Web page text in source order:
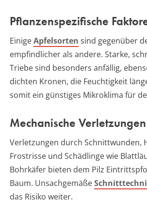
Pflanzenspezifische
EinigeApfelsorten sind gegenüber
empfindlicher als andere. Starke,
Triebe sind besonders anfällig,
dichten Kronen, die Feuchtigkeit
somit ein günstiges Mikroklima für
Mechanische Verletzungen
Verletzungen durch Schnittwunden,
Frostrisse und Schädlinge wie
Bohrkäfer bieten dem Pilz
Baum. Unsachgemäße
das Risiko weiter.